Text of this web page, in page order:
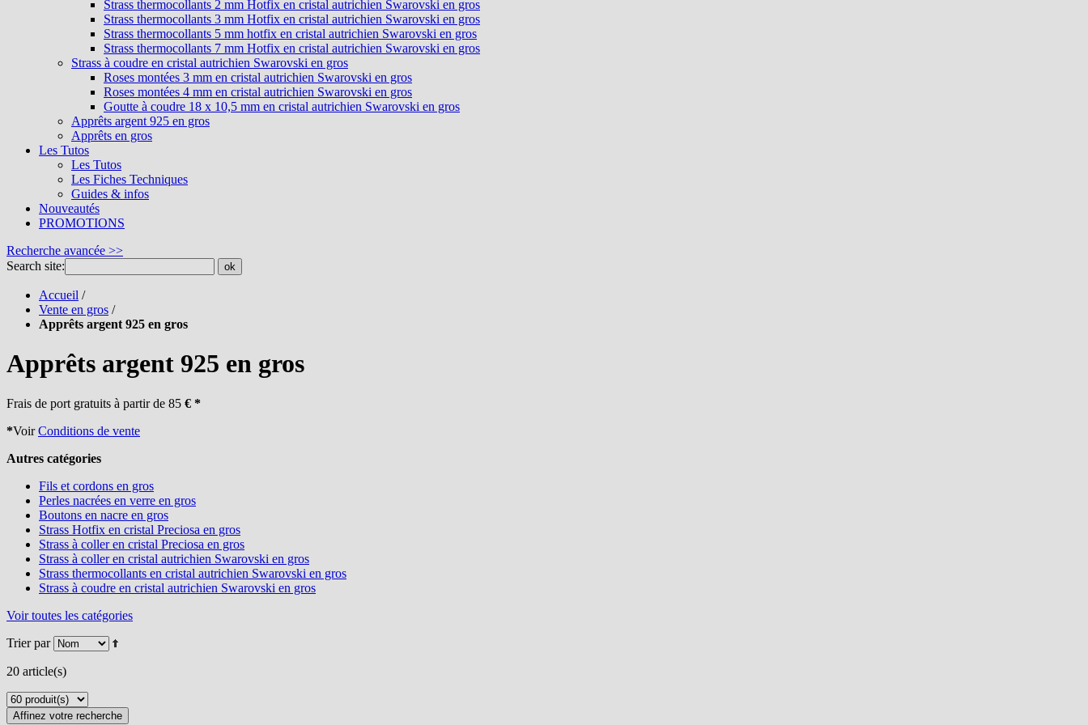
Strass thermocollants 2 mm Hotfix en cristal autrichien Swarovski en gros
Strass thermocollants 3 mm Hotfix en cristal autrichien Swarovski en gros
Strass thermocollants 5 mm hotfix en cristal autrichien Swarovski en gros
Strass thermocollants 7 mm Hotfix en cristal autrichien Swarovski en gros
Strass à coudre en cristal autrichien Swarovski en gros
Roses montées 3 mm en cristal autrichien Swarovski en gros
Roses montées 4 mm en cristal autrichien Swarovski en gros
Goutte à coudre 18 x 10,5 mm en cristal autrichien Swarovski en gros
Apprêts argent 925 en gros
Apprêts en gros
Les Tutos
Les Tutos
Les Fiches Techniques
Guides & infos
Nouveautés
PROMOTIONS
Recherche avancée >>
Search site:
ok
Accueil /
Vente en gros /
Apprêts argent 925 en gros
Apprêts argent 925 en gros
Frais de port gratuits à partir de 85 € *
*VoirConditions de vente
Autres catégories
Fils et cordons en gros
Perles nacrées en verre en gros
Boutons en nacre en gros
Strass Hotfix en cristal Preciosa en gros
Strass à coller en cristal Preciosa en gros
Strass à coller en cristal autrichien Swarovski en gros
Strass thermocollants en cristal autrichien Swarovski en gros
Strass à coudre en cristal autrichien Swarovski en gros
Voir toutes les catégories
Trier par
20 article(s)
Affinez votre recherche